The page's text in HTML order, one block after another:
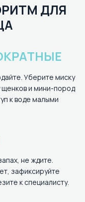
ДЛЯ
Уберите миску
щенков и мини-пород
к воде малыми
не ждите.
зафиксируйте
к специалисту.